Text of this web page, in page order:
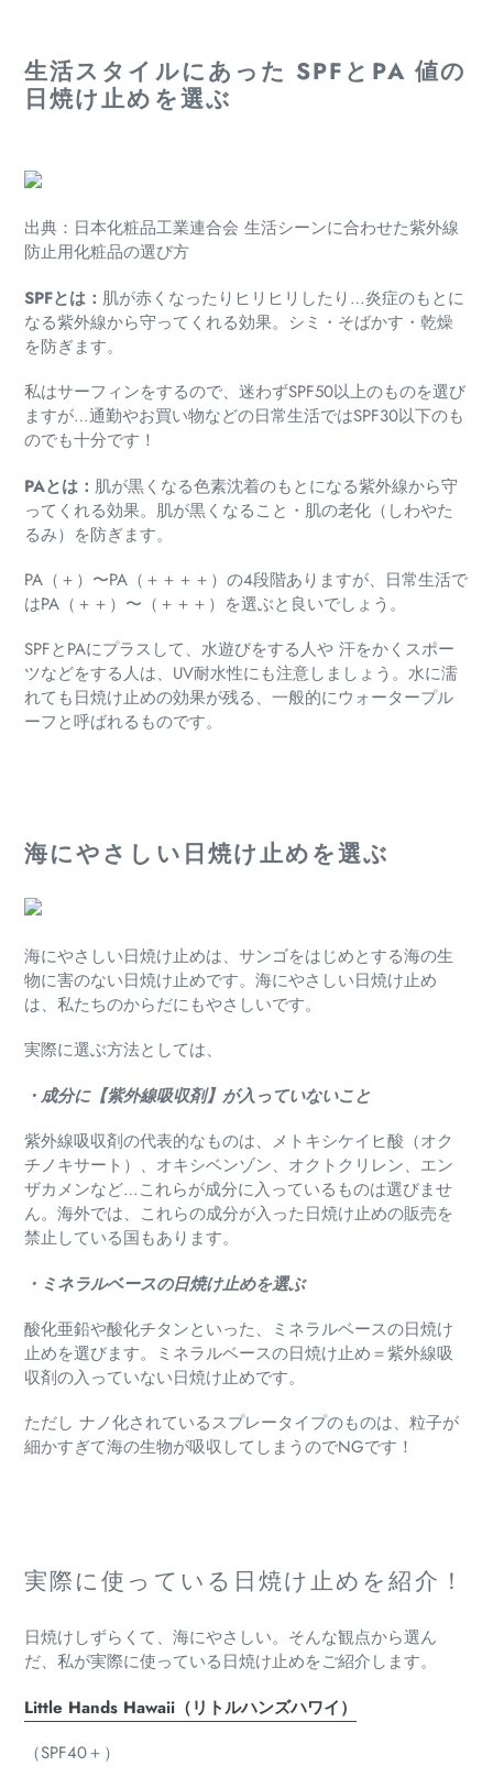
生活スタイルにあった SPFとPA 値の
日焼け止めを選ぶ
出典：日本化粧品工業連合会 生活シーンに合わせた紫外線
防止用化粧品の選び方
SPFとは： 肌が赤くなったりヒリヒリしたり…炎症のもとに
なる紫外線から守ってくれる効果。 シミ・そばかす・乾燥
を防ぎます。
私はサーフィンをするので、 迷わずSPF50以上のものを選び
ますが…通勤やお買い物などの日常生活ではSPF30以下のも
のでも十分です！
PAとは： 肌が黒くなる色素沈着のもとになる紫外線から守
ってくれる効果。 肌が黒くなること・肌の老化（しわやた
るみ）を防ぎます。
PA（＋）〜PA（＋＋＋＋）の4段階ありますが、 日常生活で
はPA（＋＋）〜（＋＋＋）を選ぶと良いでしょう。
SPFとPAにプラスして、水遊びをする人や 汗をかくスポー
ツなどをする人は、 UV耐水性にも注意しましょう。 水に濡
れても日焼け止めの効果が残る、 一般的にウォータープル
ーフと呼ばれるものです。
海にやさしい日焼け止めを選ぶ
海にやさしい日焼け止めは、 サンゴをはじめとする海の生
物に害のない日焼け止めです。 海にやさしい日焼け止め
は、私たちのからだにもやさしいです。
実際に選ぶ方法としては、
・成分に【紫外線吸収剤】が入っていないこと
紫外線吸収剤の代表的なものは、メトキシケイヒ酸（オク
チノキサート）、オキシベンゾン、オクトクリレン、 エン
ザカメンなど…これらが成分に入っているものは選びませ
ん。 海外では、 これらの成分が入った日焼け止めの販売を
禁止している国もあります。
・ミネラルベースの日焼け止めを選ぶ
酸化亜鉛や酸化チタンといった、 ミネラルベースの日焼け
止めを選びます。 ミネラルベースの日焼け止め＝紫外線吸
収剤の入っていない日焼け止めです。
ただし ナノ化されているスプレータイプのものは、 粒子が
細かすぎて海の生物が吸収してしまうのでNGです！
実際に使っている日焼け止めを紹介！
日焼けしずらくて、海にやさしい。 そんな観点から選ん
だ、 私が実際に使っている日焼け止めをご紹介します。
Little Hands Hawaii（リトルハンズハワイ）
（SPF40＋）